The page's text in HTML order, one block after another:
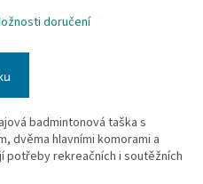
doručení
badmintonová taška s
dvěma hlavními komorami a
rekreačních i soutěžních